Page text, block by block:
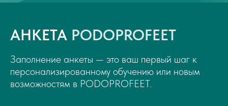
АНКЕТА PODOPROFEET
Заполнение анкеты — это ваш первый шаг к
персонализированному обучению или новым
возможностям в PODOPROFEET.